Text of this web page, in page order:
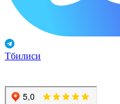
Тбилиси